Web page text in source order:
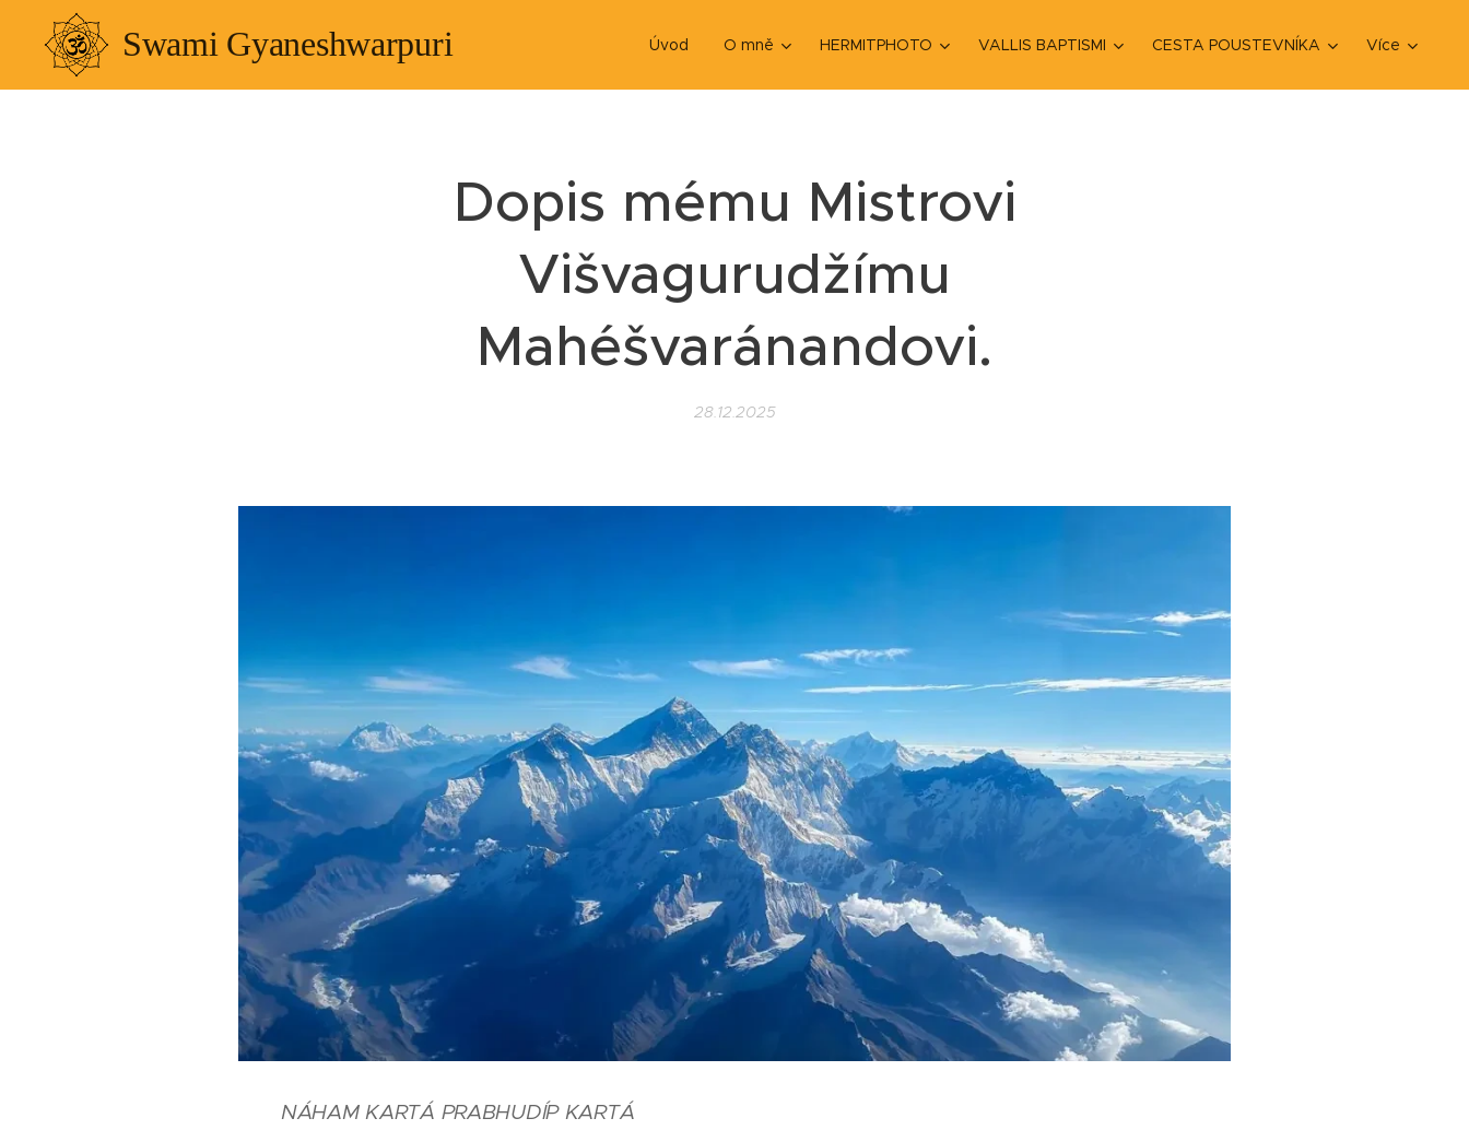
Swami Gyaneshwarpuri Úvod O mně HERMITPHOTO VALLIS BAPTISMI CESTA POUSTEVNÍKA Více
Dopis mému Mistrovi
Višvagurudžímu
Mahéšvaránandovi.
28.12.2025
NÁHAM KARTÁ PRABHUDÍP KARTÁ